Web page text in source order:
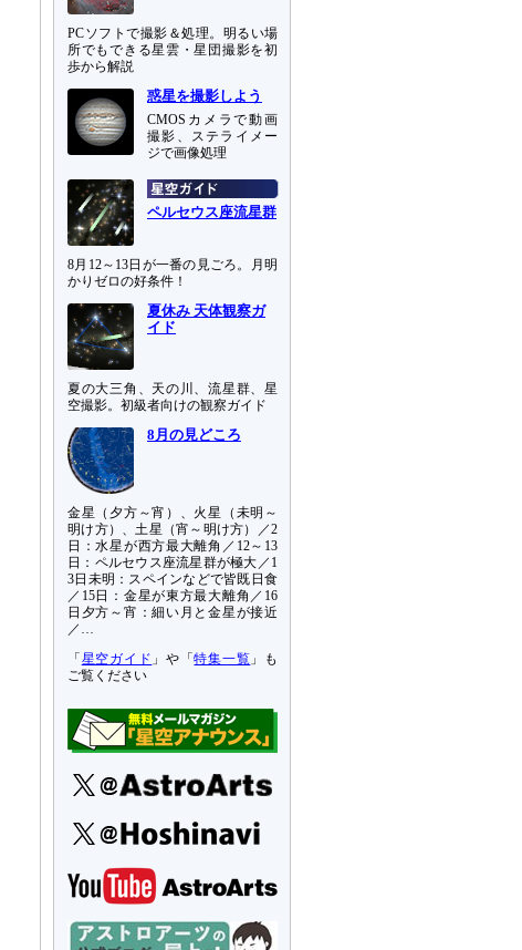
PCソフトで撮影＆処理。明るい場
所でもできる星雲・星団撮影を初
歩から解説
惑星を撮影しよう
CMOSカメラで動画
撮影、ステライメー
ジで画像処理
ペルセウス座流星群
8月12～13日が一番の見ごろ。月明
かりゼロの好条件！
夏休み 天体観察ガ
イド
夏の大三角、天の川、流星群、星
空撮影。初級者向けの観察ガイド
8月の見どころ
金星（夕方～宵）、火星（未明～
明け方）、土星（宵～明け方）／2
日：水星が西方最大離角／12～13
日：ペルセウス座流星群が極大／1
3日未明：スペインなどで皆既日食
／15日：金星が東方最大離角／16
日夕方～宵：細い月と金星が接近
／…
「 星空ガイド 」や「特集一覧 」も
ご覧ください